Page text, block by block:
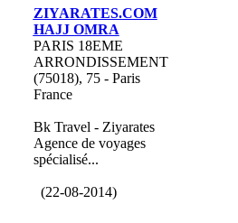
ZIYARATES.COM
HAJJ OMRA
PARIS 18EME
ARRONDISSEMENT
(75018), 75 - Paris
France
Bk Travel - Ziyarates
Agence de voyages
spécialisé...
(22-08-2014)